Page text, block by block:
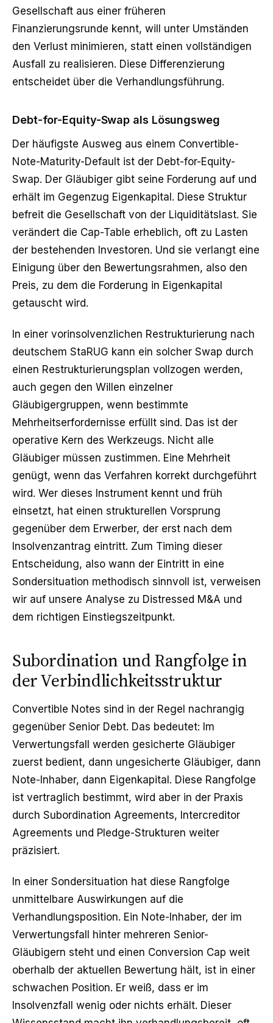
Gesellschaft aus einer früheren
Finanzierungsrunde kennt, will unter Umständen
den Verlust minimieren, statt einen vollständigen
Ausfall zu realisieren. Diese Differenzierung
entscheidet über die Verhandlungsführung.
Debt-for-Equity-Swap als Lösungsweg
Der häufigste Ausweg aus einem Convertible-
Note-Maturity-Default ist der Debt-for-Equity-
Swap. Der Gläubiger gibt seine Forderung auf und
erhält im Gegenzug Eigenkapital. Diese Struktur
befreit die Gesellschaft von der Liquiditätslast. Sie
verändert die Cap-Table erheblich, oft zu Lasten
der bestehenden Investoren. Und sie verlangt eine
Einigung über den Bewertungsrahmen, also den
Preis, zu dem die Forderung in Eigenkapital
getauscht wird.
In einer vorinsolvenzlichen Restrukturierung nach
deutschem StaRUG kann ein solcher Swap durch
einen Restrukturierungsplan vollzogen werden,
auch gegen den Willen einzelner
Gläubigergruppen, wenn bestimmte
Mehrheitserfordernisse erfüllt sind. Das ist der
operative Kern des Werkzeugs. Nicht alle
Gläubiger müssen zustimmen. Eine Mehrheit
genügt, wenn das Verfahren korrekt durchgeführt
wird. Wer dieses Instrument kennt und früh
einsetzt, hat einen strukturellen Vorsprung
gegenüber dem Erwerber, der erst nach dem
Insolvenzantrag eintritt. Zum Timing dieser
Entscheidung, also wann der Eintritt in eine
Sondersituation methodisch sinnvoll ist, verweisen
wir auf unsere Analyse zu Distressed M&A und
dem richtigen Einstiegszeitpunkt.
Subordination und Rangfolge in
der Verbindlichkeitsstruktur
Convertible Notes sind in der Regel nachrangig
gegenüber Senior Debt. Das bedeutet: Im
Verwertungsfall werden gesicherte Gläubiger
zuerst bedient, dann ungesicherte Gläubiger, dann
Note-Inhaber, dann Eigenkapital. Diese Rangfolge
ist vertraglich bestimmt, wird aber in der Praxis
durch Subordination Agreements, Intercreditor
Agreements und Pledge-Strukturen weiter
präzisiert.
In einer Sondersituation hat diese Rangfolge
unmittelbare Auswirkungen auf die
Verhandlungsposition. Ein Note-Inhaber, der im
Verwertungsfall hinter mehreren Senior-
Gläubigern steht und einen Conversion Cap weit
oberhalb der aktuellen Bewertung hält, ist in einer
schwachen Position. Er weiß, dass er im
Insolvenzfall wenig oder nichts erhält. Dieser